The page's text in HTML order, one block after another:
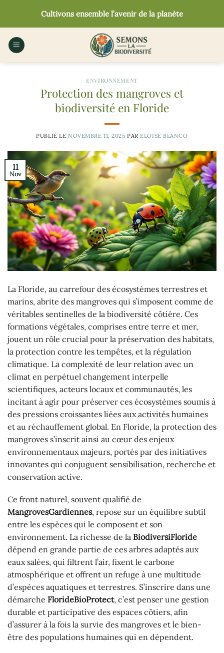
contenu
Cultivons ensemble l’avenir de la planète
ENVIRONNEMENT
Protection des mangroves et
biodiversité en Floride
PUBLIÉ LE NOVEMBRE 11, 2025 PARELOISE BLANCO
11
Nov
La Floride, au carrefour des écosystèmes terrestres et
marins, abrite des mangroves qui s’imposent comme de
véritables sentinelles de la biodiversité côtière. Ces
formations végétales, comprises entre terre et mer,
jouent un rôle crucial pour la préservation des habitats,
la protection contre les tempêtes, et la régulation
climatique. La complexité de leur relation avec un
climat en perpétuel changement interpelle
scientifiques, acteurs locaux et communautés, les
incitant à agir pour préserver ces écosystèmes soumis à
des pressions croissantes liées aux activités humaines
et au réchauffement global. En Floride, la protection des
mangroves s’inscrit ainsi au cœur des enjeux
environnementaux majeurs, portés par des initiatives
innovantes qui conjuguent sensibilisation, recherche et
conservation active.
Ce front naturel, souvent qualifié de
MangrovesGardiennes, repose sur un équilibre subtil
entre les espèces qui le composent et son
environnement. La richesse de la BiodiversiFloride
dépend en grande partie de ces arbres adaptés aux
eaux salées, qui filtrent l’air, fixent le carbone
atmosphérique et offrent un refuge à une multitude
d’espèces aquatiques et terrestres. S’inscrire dans une
démarche FlorideBioProtect, c’est penser une gestion
durable et participative des espaces côtiers, afin
d’assurer à la fois la survie des mangroves et le bien-
être des populations humaines qui en dépendent.